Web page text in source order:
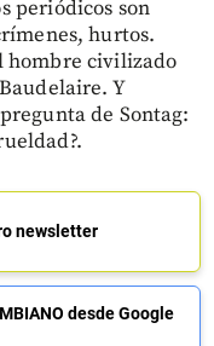
periódicos son
hurtos.
hombre civilizado
Y
de Sontag:
newsletter
desde Google